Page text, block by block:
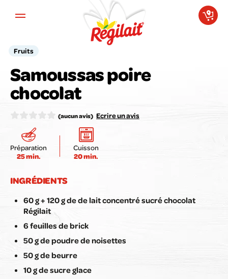
Fruits
Samoussas poire
chocolat
(aucun avis) Ecrire un avis
Votre avis compte pour nous !
Notez la recette ici :
Envoyer mon avis
Préparation
25 min.
Cuisson
20 min.
INGRÉDIENTS
60 g + 120 g de de lait concentré sucré chocolat
Régilait
6 feuilles de brick
50 g de poudre de noisettes
50 g de beurre
10 g de sucre glace